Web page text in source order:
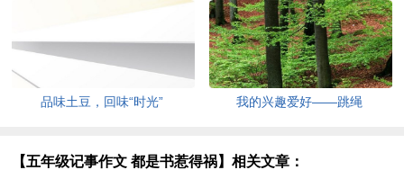
品味土豆，回味“时光” 我的兴趣爱好——跳绳
【五年级记事作文 都是书惹得祸】相关文章：